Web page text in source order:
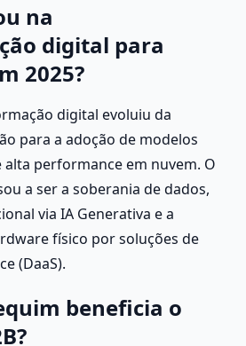
na
digital para
2025?
digital evoluiu da
para a adoção de modelos
performance em nuvem. O
a ser a soberania de dados,
via IA Generativa e a
físico por soluções de
(DaaS).
beneficia o